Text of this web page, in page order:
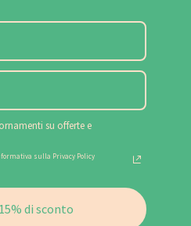
su offerte e
sulla Privacy Policy
di sconto